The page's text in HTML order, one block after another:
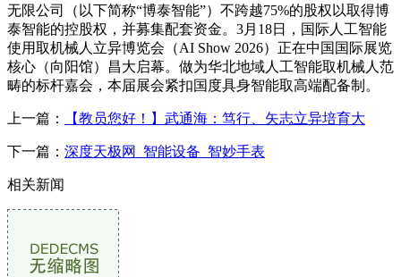
无限公司（以下简称“博泰智能”）不跨越75%的股权以取得博
泰智能的控股权，并募集配套资金。3月18日，国际人工智能
使用取机械人立异博览会（AI Show 2026）正在中国国际展览
核心（向阳馆）昌大启幕。做为华北地域人工智能取机械人范
畴的标杆嘉会，本届展会紧扣国度具身智能取高端配备制。
上一篇： 【教员您好！】武通海：笃行、矢志立异培育大
下一篇： 深度天极网_智能设备_智妙手表
相关新闻